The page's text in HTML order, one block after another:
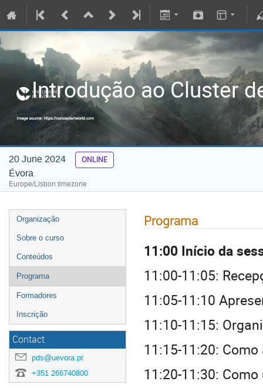
Introdução ao Cluster
20 June 2024 ONLINE
Évora
Europe/Lisbon timezone
Organização
Sobre o curso
Conteúdos
Programa
Formadores
Inscrição
Contact
pds@uevora.pt
+351 266740800
Programa
11:00 Início da
11:00-11:05:
11:05-11:10
11:10-11:15:
11:15-11:20:
11:20-11:30: